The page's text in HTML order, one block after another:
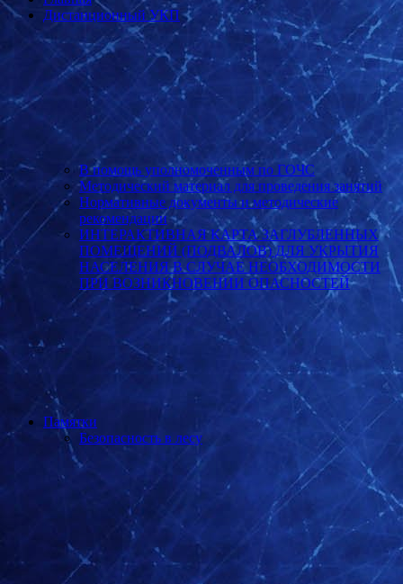
Дистанционный УКП
В помощь уполномоченным по ГОЧС
Методический материал для проведения занятий
Нормативные документы и методические
рекомендации
ИНТЕРАКТИВНАЯ КАРТА ЗАГЛУБЛЕННЫХ
ПОМЕЩЕНИЙ (ПОДВАЛОВ) ДЛЯ УКРЫТИЯ
НАСЕЛЕНИЯ В СЛУЧАЕ НЕОБХОДИМОСТИ
ПРИ ВОЗНИКНОВЕНИИ ОПАСНОСТЕЙ
Памятки
Безопасность в лесу